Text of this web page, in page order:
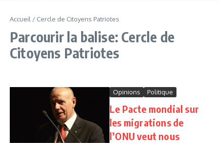
Accueil / Cercle de Citoyens Patriotes
Parcourir la balise: Cercle de
Citoyens Patriotes
Opinions Politique
Le Pacte mondial sur
les migrations de
l’ONU veut nous